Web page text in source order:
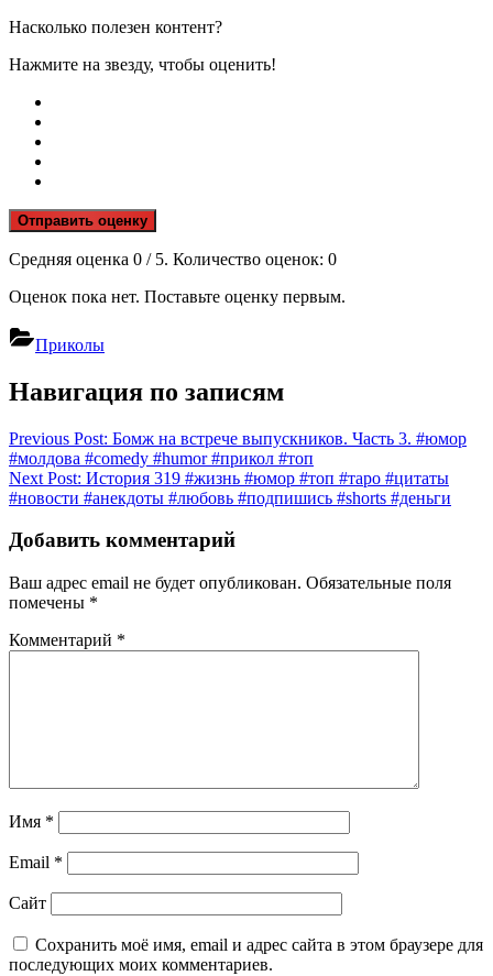
Насколько полезен контент?
Нажмите на звезду, чтобы оценить!
Отправить оценку
Средняя оценка 0 / 5. Количество оценок: 0
Оценок пока нет. Поставьте оценку первым.
Приколы
Навигация по записям
Previous Post: Бомж на встрече выпускников. Часть 3. #юмор
#молдова #comedy #humor #прикол #топ
Next Post: История 319 #жизнь #юмор #топ #таро #цитаты
#новости #анекдоты #любовь #подпишись #shorts #деньги
Добавить комментарий
Ваш адрес email не будет опубликован. Обязательные поля
помечены *
Комментарий *
Имя *
Email *
Сайт
Сохранить моё имя, email и адрес сайта в этом браузере для
последующих моих комментариев.